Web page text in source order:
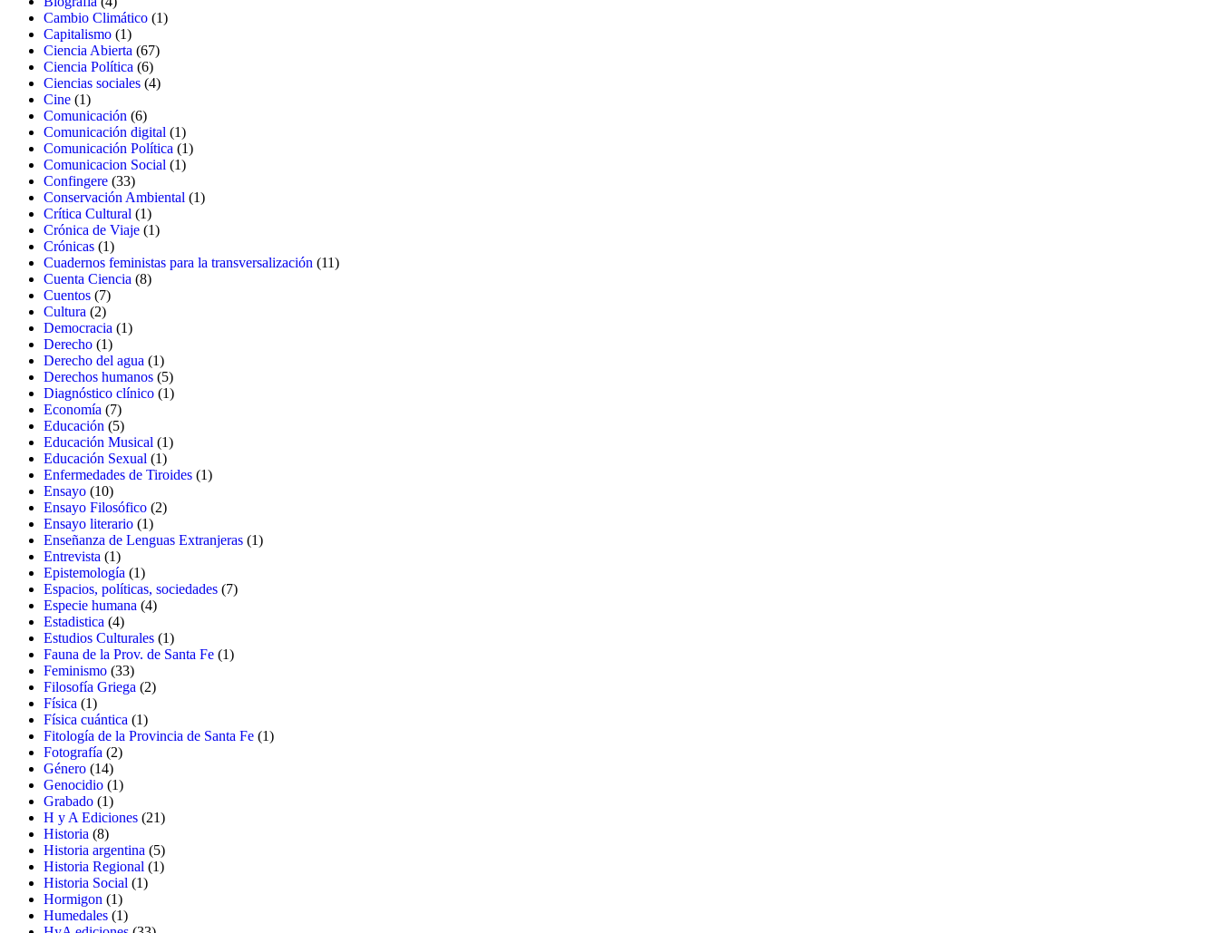
productos
Cambio Climático 11
Capitalismo 11
producto
Ciencia Abierta 6767
Ciencia Política 66
productos
Ciencias sociales 44
Cine 11
producto
Comunicación 66
productos
Comunicación digital 11
producto
Comunicación Política 11
Comunicacion Social 11
Confingere 3333
productos
Conservación Ambiental 11
Crítica Cultural 11
producto
Crónica de Viaje 11
Crónicas 11
producto
Cuadernos feministas para la transversalización 1111
Cuenta Ciencia 88
Cuentos 77
productos
Cultura 22
productos
Democracia 11
Derecho 11
producto
Derecho del agua 11
producto
Derechos humanos 55
productos
Diagnóstico clínico 11
Economía 77
productos
Educación 55
productos
Educación Musical 11
Educación Sexual 11
producto
Enfermedades de Tiroides 11
Ensayo 1010
productos
Ensayo Filosófico 22
Ensayo literario 11
producto
Enseñanza de Lenguas Extranjeras 11
Entrevista 11
producto
Epistemología 11
producto
Espacios, políticas, sociedades 77
Especie humana 44
Estadistica 44
productos
Estudios Culturales 11
producto
Fauna de la Prov. de Santa Fe 11
Feminismo 3333
productos
Filosofía Griega 22
Física 11
producto
Física cuántica 11
producto
Fitología de la Provincia de Santa Fe 11
Fotografía 22
Género 1414
productos
Genocidio 11
Grabado 11
producto
H y A Ediciones 2121
Historia 88
productos
Historia argentina 55
productos
Historia Regional 11
Historia Social 11
Hormigon 11
producto
Humedales 11